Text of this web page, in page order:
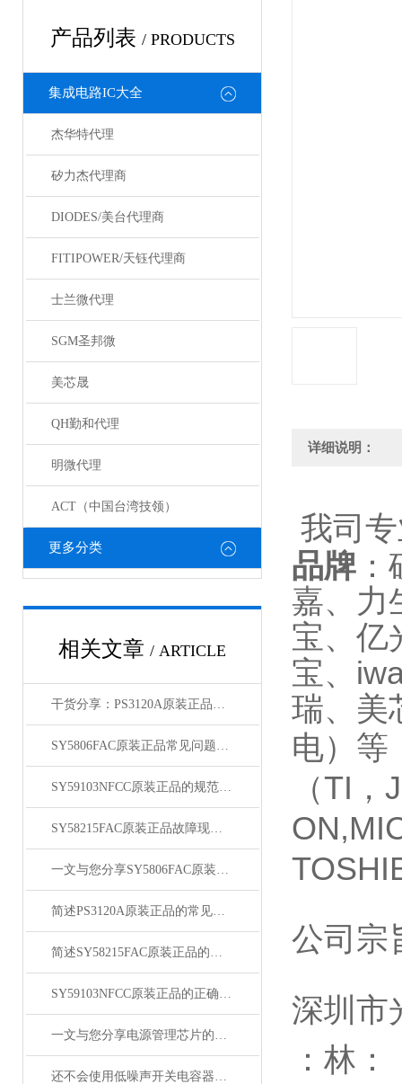
产品列表 / PRODUCTS
集成电路IC大全
杰华特代理
矽力杰代理商
DIODES/美台代理商
FITIPOWER/天钰代理商
士兰微代理
SGM圣邦微
美芯晟
QH勤和代理
明微代理
ACT（中国台湾技领）
更多分类
相关文章 / ARTICLE
干货分享：PS3120A原装正品使用中的那些常见故障与解决技巧
SY5806FAC原装正品常见问题及对应解决办法大公开
SY59103NFCC原装正品的规范存放管理体系介绍
SY58215FAC原装正品故障现象相应的解决方法介绍
一文与您分享SY5806FAC原装正品的常见问题相应解决方法
简述PS3120A原装正品的常见故障相应解决方法
简述SY58215FAC原装正品的正确安装方法
SY59103NFCC原装正品的正确维护保养方法分享
一文与您分享电源管理芯片的维护保养方法
还不会使用低噪声开关电容器？进来看
详细说明：
我司
品牌
嘉、力
宝、亿
宝、
瑞、美
电）等
（TI
公司宗
深圳市
：林：